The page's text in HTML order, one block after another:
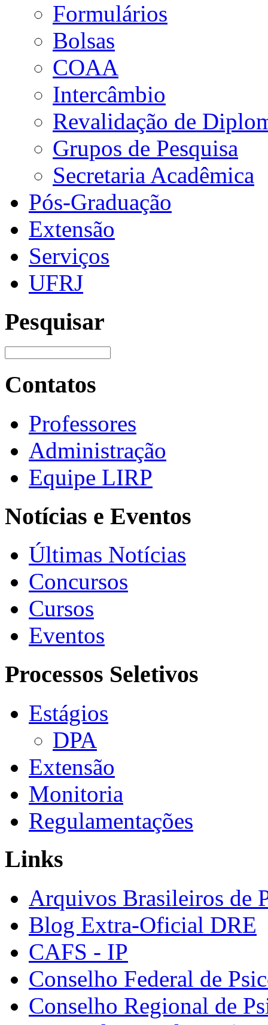
Formulários
Bolsas
COAA
Intercâmbio
Revalidação de
Grupos de Pesquisa
Secretaria Acadêmica
Pós-Graduação
Extensão
Serviços
UFRJ
Pesquisar
Contatos
Professores
Administração
Equipe LIRP
Notícias e Eventos
Últimas Notícias
Concursos
Cursos
Eventos
Processos Seletivos
Estágios
DPA
Extensão
Monitoria
Regulamentações
Links
Arquivos Brasileiros de
Blog Extra-Oficial DRE
CAFS - IP
Conselho Federal de
Conselho Regional de